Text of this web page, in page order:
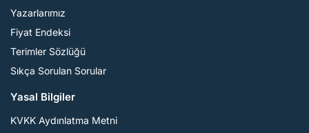
Yazarlarımız
Fiyat Endeksi
Terimler Sözlüğü
Sıkça Sorulan Sorular
Yasal Bilgiler
KVKK Aydınlatma Metni